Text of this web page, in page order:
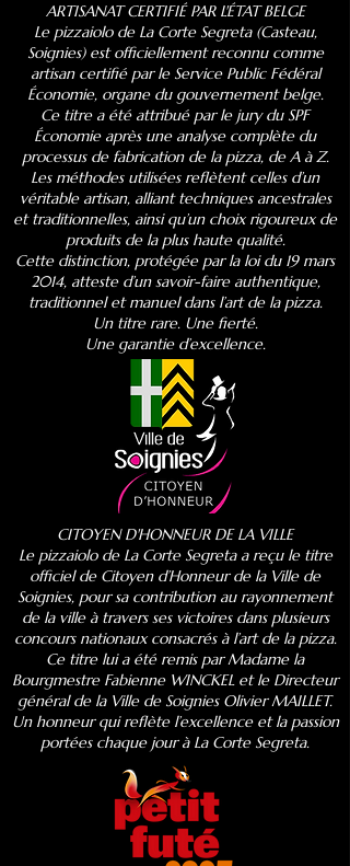
ARTISANAT CERTIFIÉ PAR L'ÉTAT BELGE
Le pizzaiolo de La Corte Segreta (Casteau,
Soignies) est officiellement reconnu comme
artisan certifié par le Service Public Fédéral
Économie, organe du gouvernement belge.
Ce titre a été attribué par le jury du SPF
Économie après une analyse complète du
processus de fabrication de la pizza, de A à Z.
Les méthodes utilisées reflètent celles d’un
véritable artisan, alliant techniques ancestrales
et traditionnelles, ainsi qu’un choix rigoureux de
produits de la plus haute qualité.
Cette distinction, protégée par la loi du 19 mars
2014, atteste d’un savoir-faire authentique,
traditionnel et manuel dans l’art de la pizza.
Un titre rare. Une fierté.
Une garantie d’excellence.
CITOYEN D'HONNEUR DE LA VILLE
Le pizzaiolo de La Corte Segreta a reçu le titre
officiel de Citoyen d’Honneur de la Ville de
Soignies, pour sa contribution au rayonnement
de la ville à travers ses victoires dans plusieurs
concours nationaux consacrés à l’art de la pizza.
Ce titre lui a été remis par Madame la
Bourgmestre Fabienne WINCKEL et le Directeur
général de la Ville de Soignies Olivier MAILLET.
Un honneur qui reflète l’excellence et la passion
portées chaque jour à La Corte Segreta.